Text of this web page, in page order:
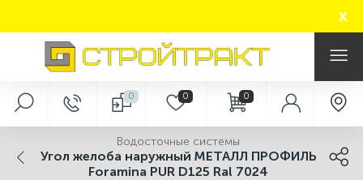
x
0 0 0
Водосточные системы
Угол желоба наружный МЕТАЛЛ ПРОФИЛЬ
Foramina PUR D125 Ral 7024
Контакты
Схема комплекса
Услуги
3D моделирование дизайна плитки